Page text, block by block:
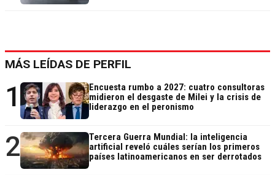
MÁS LEÍDAS DE PERFIL
1
Encuesta rumbo a 2027: cuatro consultoras
midieron el desgaste de Milei y la crisis de
liderazgo en el peronismo
2
Tercera Guerra Mundial: la inteligencia
artificial reveló cuáles serían los primeros
países latinoamericanos en ser derrotados